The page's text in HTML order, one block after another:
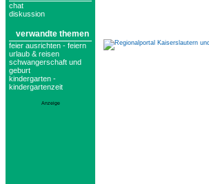
chat
diskussion
verwandte themen
feier ausrichten - feiern
urlaub & reisen
schwangerschaft und
geburt
kindergarten -
kindergartenzeit
Anzeige